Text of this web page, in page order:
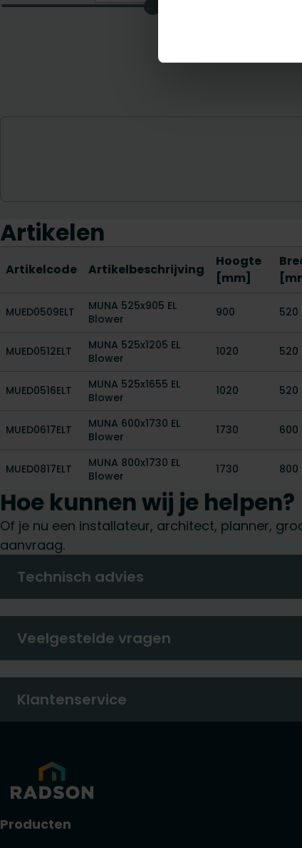
Artikelen
Artikelcode Artikelbeschrijving
Hoogte
[mm]
MUED0509ELT
MUNA 525x905 EL
Blower
900 520
MUED0512ELT
MUNA 525x1205 EL
Blower
1020 520
MUED0516ELT
MUNA 525x1655 EL
Blower
1020 520
MUED0617ELT
MUNA 600x1730 EL
Blower
1730 600
MUED0817ELT
MUNA 800x1730 EL
Blower
1730 800
Hoe kunnen wij je helpen?
Of je nu een installateur, architect, planner,
aanvraag.
Technisch advies
Veelgestelde vragen
Klantenservice
Producten